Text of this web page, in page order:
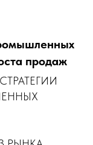
продаж